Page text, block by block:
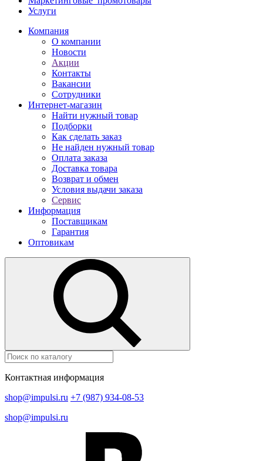
Услуги
Компания
О компании
Новости
Акции
Контакты
Вакансии
Сотрудники
Интернет-магазин
Найти нужный товар
Подборки
Как сделать заказ
Не найден нужный товар
Оплата заказа
Доставка товара
Возврат и обмен
Условия выдачи заказа
Сервис
Информация
Поставщикам
Гарантия
Оптовикам
Контактная информация
shop@impulsi.ru +7 (987) 934-08-53
shop@impulsi.ru